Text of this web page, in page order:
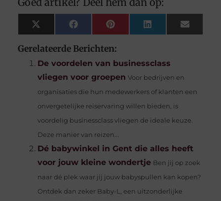
X
(Twitter)
FacebookPinterest LinkedIn Email
Gerelateerde Berichten:
De voordelen van businessclass
vliegen voor groepen Voor bedrijven en
organisaties die hun medewerkers of klanten een
onvergetelijke reiservaring willen bieden, is
voordelig businessclass vliegen de ideale keuze.
Deze manier van reizen...
Dé babywinkel in Gent die alles heeft
voor jouw kleine wondertje Ben jij op zoek
naar dé plek waar jij jouw babyspullen kan kopen?
Ontdek dan zeker Baby-L, een uitzonderlijke